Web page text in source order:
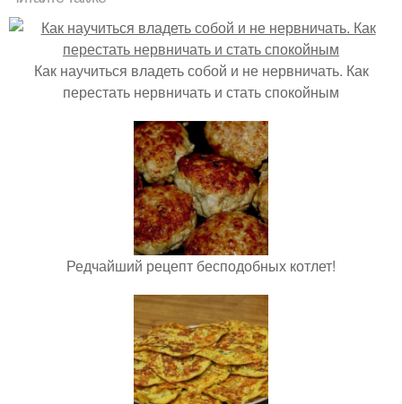
Как научиться владеть собой и не нервничать. Как
перестать нервничать и стать спокойным
Редчайший рецепт бесподобных котлет!